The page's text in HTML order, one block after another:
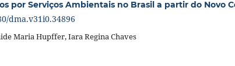
por Serviços Ambientais no Brasil a partir do Novo
dma.v31i0.34896
Maria Hupffer, Iara Regina Chaves